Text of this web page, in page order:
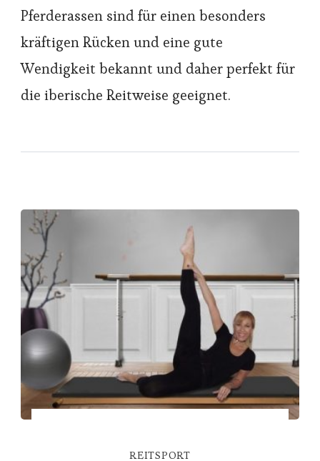
Pferderassen sind für einen besonders
kräftigen Rücken und eine gute
Wendigkeit bekannt und daher perfekt für
die iberische Reitweise geeignet.
REITSPORT